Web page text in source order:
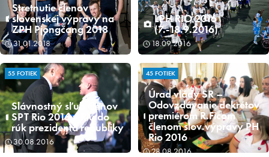
Stretnutie členov
slovenskej výpravy na
ZPH Pjongčang 2018
31.01.2018
LPH RIO 2016
(7.-18.9.2016)
18.09.2016
55 FOTIEK
Slávnostný sľub členov
SPT Rio 2016 v Riu do
rúk prezidenta republiky
30.08.2016
45 FOTIEK
Úrad vlády SR –
Odovzdávanie dekrétov
premiérom R.Ficom
členom slov.výpravy PH
Rio 2016
28.08.2016